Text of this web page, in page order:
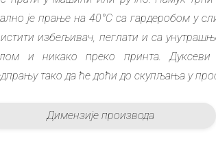
је прање на 40°C са гардеробом у
избељивач, пеглати и са
и никако преко принта.
тако да ће доћи до скупљања у
Димензије производа